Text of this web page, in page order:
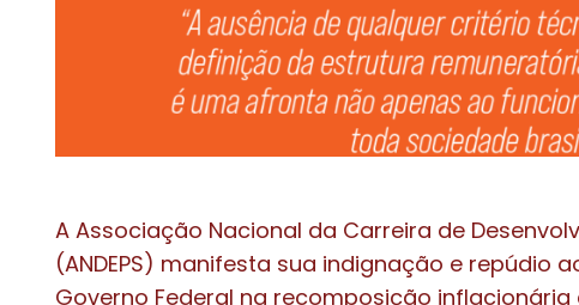
A Associação Nacional da Carreira de
(ANDEPS) manifesta sua indignação e repúdio
Governo Federal na recomposição